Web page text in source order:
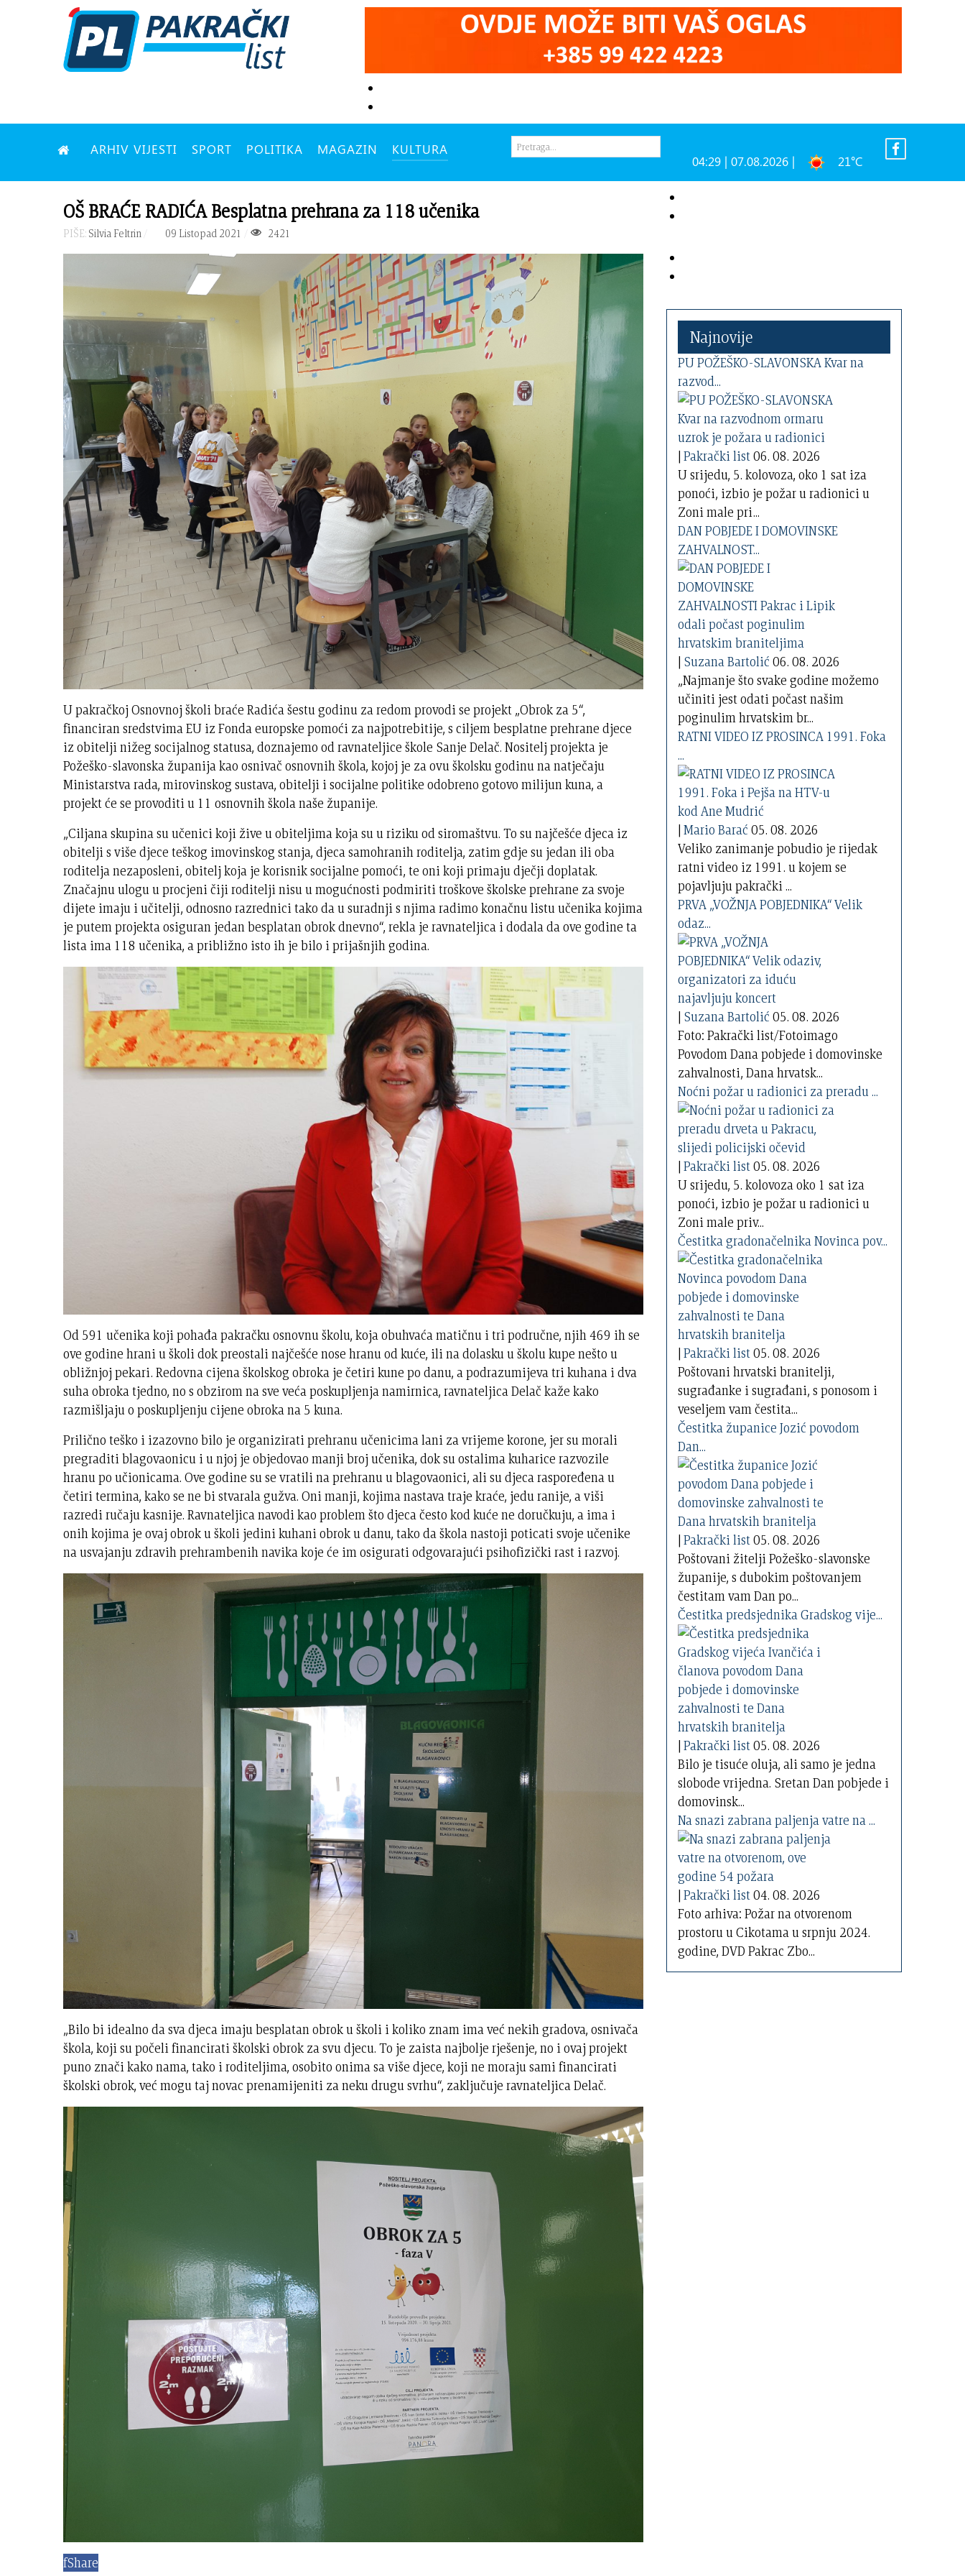
ARHIV VIJESTI SPORT POLITIKA MAGAZIN KULTURA
04:29 | 07.08.2026 | 21°C
OŠ BRAĆE RADIĆA Besplatna prehrana za 118 učenika
PIŠE: Silvia Feltrin 09 Listopad 2021 2421
U pakračkoj Osnovnoj školi braće Radića šestu godinu za redom provodi se projekt „Obrok za 5“,
financiran sredstvima EU iz Fonda europske pomoći za najpotrebitije, s ciljem besplatne prehrane djece
iz obitelji nižeg socijalnog statusa, doznajemo od ravnateljice škole Sanje Delač. Nositelj projekta je
Požeško-slavonska županija kao osnivač osnovnih škola, kojoj je za ovu školsku godinu na natječaju
Ministarstva rada, mirovinskog sustava, obitelji i socijalne politike odobreno gotovo milijun kuna, a
projekt će se provoditi u 11 osnovnih škola naše županije.
„Ciljana skupina su učenici koji žive u obiteljima koja su u riziku od siromaštvu. To su najčešće djeca iz
obitelji s više djece teškog imovinskog stanja, djeca samohranih roditelja, zatim gdje su jedan ili oba
roditelja nezaposleni, obitelj koja je korisnik socijalne pomoći, te oni koji primaju dječji doplatak.
Značajnu ulogu u procjeni čiji roditelji nisu u mogućnosti podmiriti troškove školske prehrane za svoje
dijete imaju i učitelji, odnosno razrednici tako da u suradnji s njima radimo konačnu listu učenika kojima
je putem projekta osiguran jedan besplatan obrok dnevno“, rekla je ravnateljica i dodala da ove godine ta
lista ima 118 učenika, a približno isto ih je bilo i prijašnjih godina.
Od 591 učenika koji pohađa pakračku osnovnu školu, koja obuhvaća matičnu i tri područne, njih 469 ih se
ove godine hrani u školi dok preostali najčešće nose hranu od kuće, ili na dolasku u školu kupe nešto u
obližnjoj pekari. Redovna cijena školskog obroka je četiri kune po danu, a podrazumijeva tri kuhana i dva
suha obroka tjedno, no s obzirom na sve veća poskupljenja namirnica, ravnateljica Delač kaže kako
razmišljaju o poskupljenju cijene obroka na 5 kuna.
Prilično teško i izazovno bilo je organizirati prehranu učenicima lani za vrijeme korone, jer su morali
pregraditi blagovaonicu i u njoj je objedovao manji broj učenika, dok su ostalima kuharice razvozile
hranu po učionicama. Ove godine su se vratili na prehranu u blagovaonici, ali su djeca raspoređena u
četiri termina, kako se ne bi stvarala gužva. Oni manji, kojima nastava traje kraće, jedu ranije, a viši
razredi ručaju kasnije. Ravnateljica navodi kao problem što djeca često kod kuće ne doručkuju, a ima i
onih kojima je ovaj obrok u školi jedini kuhani obrok u danu, tako da škola nastoji poticati svoje učenike
na usvajanju zdravih prehrambenih navika koje će im osigurati odgovarajući psihofizički rast i razvoj.
„Bilo bi idealno da sva djeca imaju besplatan obrok u školi i koliko znam ima već nekih gradova, osnivača
škola, koji su počeli financirati školski obrok za svu djecu. To je zaista najbolje rješenje, no i ovaj projekt
puno znači kako nama, tako i roditeljima, osobito onima sa više djece, koji ne moraju sami financirati
školski obrok, već mogu taj novac prenamijeniti za neku drugu svrhu“, zaključuje ravnateljica Delač.
fShare
Najnovije
PU POŽEŠKO-SLAVONSKA Kvar na
razvod...
|Pakrački list06. 08. 2026
U srijedu, 5. kolovoza, oko 1 sat iza
ponoći, izbio je požar u radionici u
Zoni male pri...
DAN POBJEDE I DOMOVINSKE
ZAHVALNOST...
| Suzana Bartolić 06. 08. 2026
„Najmanje što svake godine možemo
učiniti jest odati počast našim
poginulim hrvatskim br...
RATNI VIDEO IZ PROSINCA 1991. Foka
...
|Mario Barać 05. 08. 2026
Veliko zanimanje pobudio je rijedak
ratni video iz 1991. u kojem se
pojavljuju pakrački ...
PRVA „VOŽNJA POBJEDNIKA“ Velik
odaz...
| Suzana Bartolić 05. 08. 2026
Foto: Pakrački list/Fotoimago
Povodom Dana pobjede i domovinske
zahvalnosti, Dana hrvatsk...
Noćni požar u radionici za preradu ...
|Pakrački list05. 08. 2026
U srijedu, 5. kolovoza oko 1 sat iza
ponoći, izbio je požar u radionici u
Zoni male priv...
Čestitka gradonačelnika Novinca pov...
|Pakrački list05. 08. 2026
Poštovani hrvatski branitelji,
sugrađanke i sugrađani, s ponosom i
veseljem vam čestita...
Čestitka županice Jozić povodom
Dan...
|Pakrački list05. 08. 2026
Poštovani žitelji Požeško-slavonske
županije, s dubokim poštovanjem
čestitam vam Dan po...
Čestitka predsjednika Gradskog vije...
|Pakrački list05. 08. 2026
Bilo je tisuće oluja, ali samo je jedna
slobode vrijedna. Sretan Dan pobjede i
domovinsk...
Na snazi zabrana paljenja vatre na ...
|Pakrački list04. 08. 2026
Foto arhiva: Požar na otvorenom
prostoru u Cikotama u srpnju 2024.
godine, DVD Pakrac Zbo...